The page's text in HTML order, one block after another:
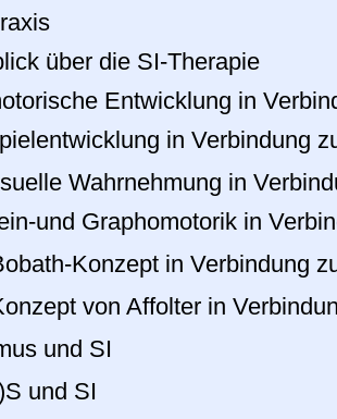
über die SI-Therapie
Entwicklung in
in Verbindung
Wahrnehmung in
und Graphomotorik in
Konzept in Verbindung
von Affolter in
und SI
und SI